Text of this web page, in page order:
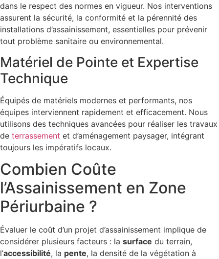
dans le respect des normes en vigueur. Nos interventions
assurent la sécurité, la conformité et la pérennité des
installations d’assainissement, essentielles pour prévenir
tout problème sanitaire ou environnemental.
Matériel de Pointe et Expertise
Technique
Équipés de matériels modernes et performants, nos
équipes interviennent rapidement et efficacement. Nous
utilisons des techniques avancées pour réaliser les travaux
de terrassement et d’aménagement paysager, intégrant
toujours les impératifs locaux.
Combien Coûte
l’Assainissement en Zone
Périurbaine ?
Évaluer le coût d’un projet d’assainissement implique de
considérer plusieurs facteurs : la surface du terrain,
l’accessibilité, la pente, la densité de la végétation à